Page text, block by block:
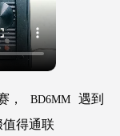
， BD6MM
遇到
得通联